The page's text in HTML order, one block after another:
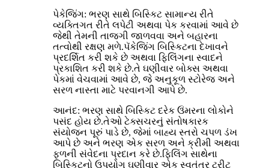
પેકેજિંગ: ભરણ સાથે બિસ્કિટ સામાન્ય રીતે
વ્યક્તિગત રીતે લપેટી અથવા પેક કરવામાં આવે છે
જેથી તેમની તાજગી જાળવવા અને બહારના
તત્વોથી રક્ષણ મળે.પૅકેજિંગ બિસ્કિટના દેખાવને
પ્રદર્શિત કરી શકે છે અથવા ફિલિંગના સ્વાદને
પ્રકાશિત કરી શકે છે.તે ઘણીવાર બોક્સ અથવા
પેકમાં વેચવામાં આવે છે, જે અનુકૂળ સ્ટોરેજ અને
સરળ નાસ્તા માટે પરવાનગી આપે છે.
આનંદ: ભરણ સાથે બિસ્કિટ દરેક ઉંમરના લોકોને
પસંદ હોય છે.તેઓ ટેક્સચરનું સંતોષકારક
સંયોજન પૂરું પાડે છે, જેમાં બાહ્ય સ્તરો ચપળ ડંખ
આપે છે અને ભરણ એક સરળ અને ક્રીમી અથવા
ફળની સંવેદના પ્રદાન કરે છે.ફિલિંગ સાથેના
બિસ્કિટનો ઉપયોગ ઘણીવાર એક સ્વતંત્ર ટ્રીટ